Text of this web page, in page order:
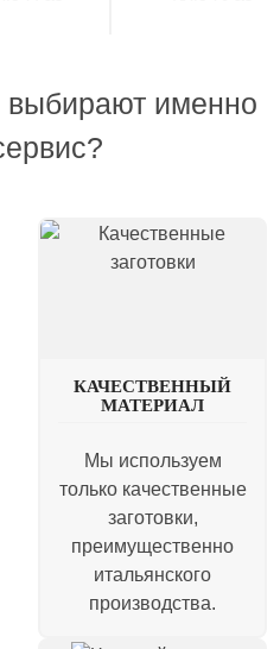
именно
КАЧЕСТВЕННЫЙ
МАТЕРИАЛ
Мы используем
только качественные
заготовки,
преимущественно
итальянского
производства.